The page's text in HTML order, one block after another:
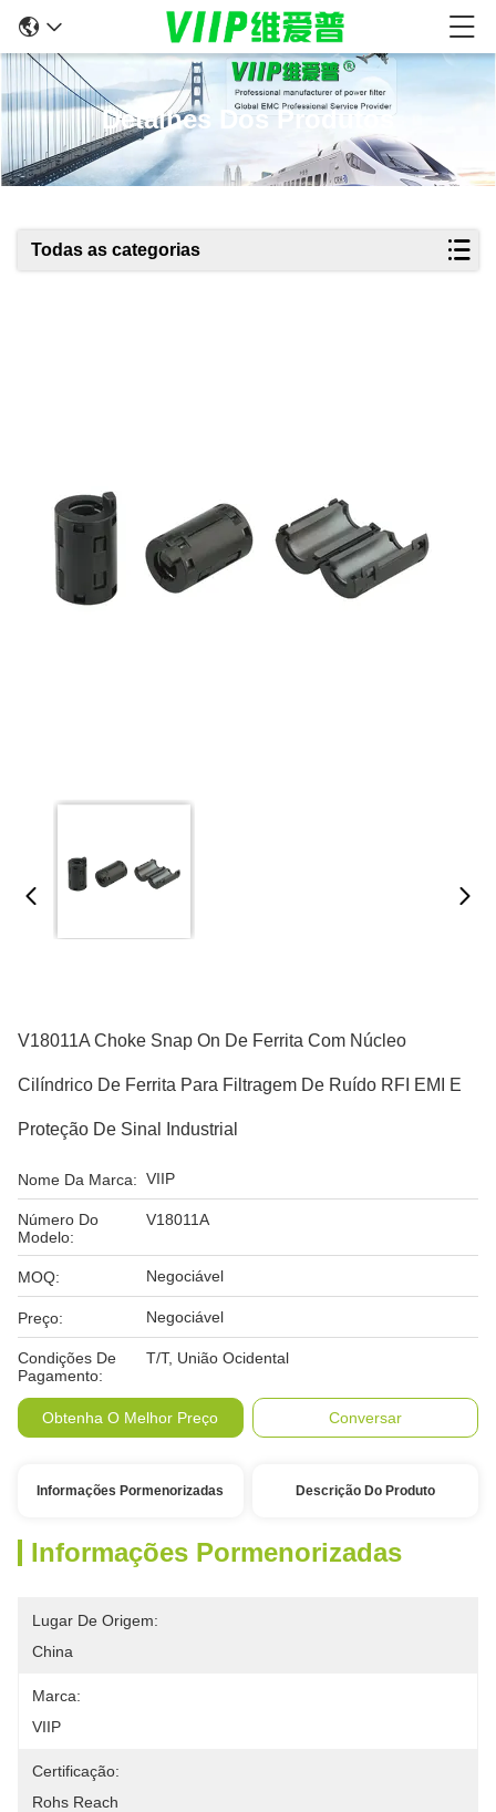
Detalhes Dos Produtos
Todas as categorias
V18011A Choke Snap On De Ferrita Com Núcleo
Cilíndrico De Ferrita Para Filtragem De Ruído RFI EMI E
Proteção De Sinal Industrial
Nome Da Marca: VIIP
Número Do
Modelo:
V18011A
MOQ: Negociável
Preço: Negociável
Condições De
Pagamento:
T/T, União Ocidental
Obtenha O Melhor Preço Conversar
Informações Pormenorizadas Descrição Do Produto
Informações Pormenorizadas
Lugar De Origem:
China
Marca:
VIIP
Certificação:
Rohs Reach